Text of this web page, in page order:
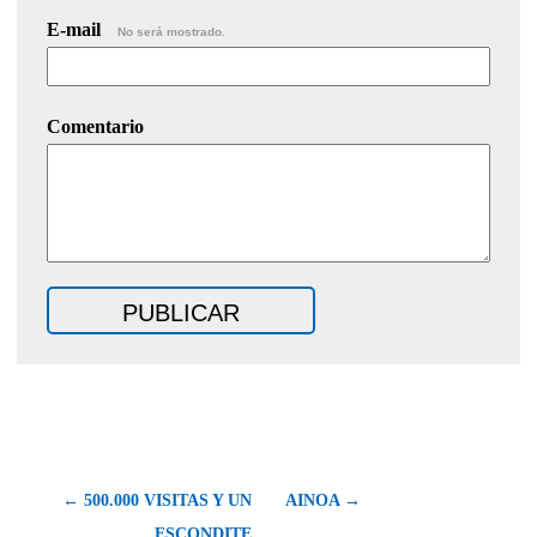
E-mail No será mostrado.
Comentario
← 500.000 VISITAS Y UN
AINOA →